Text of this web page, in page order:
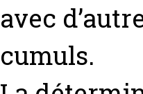
avec
cumuls.